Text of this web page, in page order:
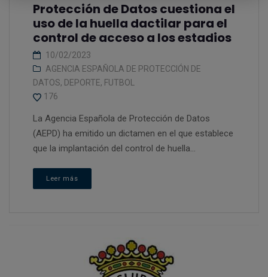
Protección de Datos cuestiona el
uso de la huella dactilar para el
control de acceso a los estadios
10/02/2023
AGENCIA ESPAÑOLA DE PROTECCIÓN DE
DATOS, DEPORTE, FUTBOL
176
La Agencia Española de Protección de Datos
(AEPD) ha emitido un dictamen en el que establece
que la implantación del control de huella...
Leer más